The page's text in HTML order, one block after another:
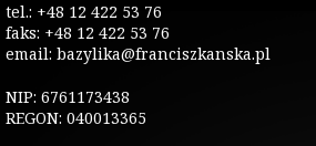
tel.: +48 12 422 53 76
faks: +48 12 422 53 76
email: bazylika@franciszkanska.pl
NIP: 6761173438
REGON: 040013365